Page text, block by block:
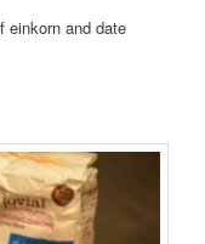
einkorn and date